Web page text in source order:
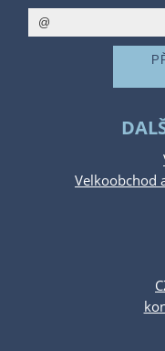
Velkoobchod